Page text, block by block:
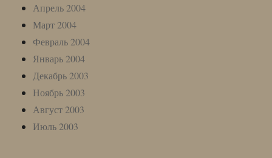
Апрель 2004
Март 2004
Февраль 2004
Январь 2004
Декабрь 2003
Ноябрь 2003
Август 2003
Июль 2003